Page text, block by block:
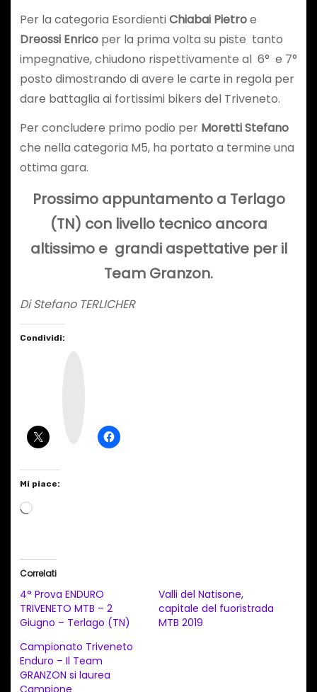
Per la categoria EsordientiChiabai Pietroe
Dreossi Enricoper la prima volta su piste tanto
impegnative, chiudono rispettivamente al 6° e 7°
posto dimostrando di avere le carte in regola per
dare battaglia ai fortissimi bikers del Triveneto.
Per concludere primo podio per Moretti Stefano
che nella categoria M5, ha portato a termine una
ottima gara.
Prossimo appuntamento a Terlago
(TN) con livello tecnico ancora
altissimo e grandi aspettative per il
Team Granzon.
Di Stefano TERLICHER
Condividi:
Mi piace:
C
a
m
e
n
t
Correlati
4° Prova ENDURO
TRIVENETO MTB – 2
Giugno – Terlago (TN)
Valli del Natisone,
capitale del fuoristrada
MTB 2019
Campionato Triveneto
Enduro – Il Team
GRANZON si laurea